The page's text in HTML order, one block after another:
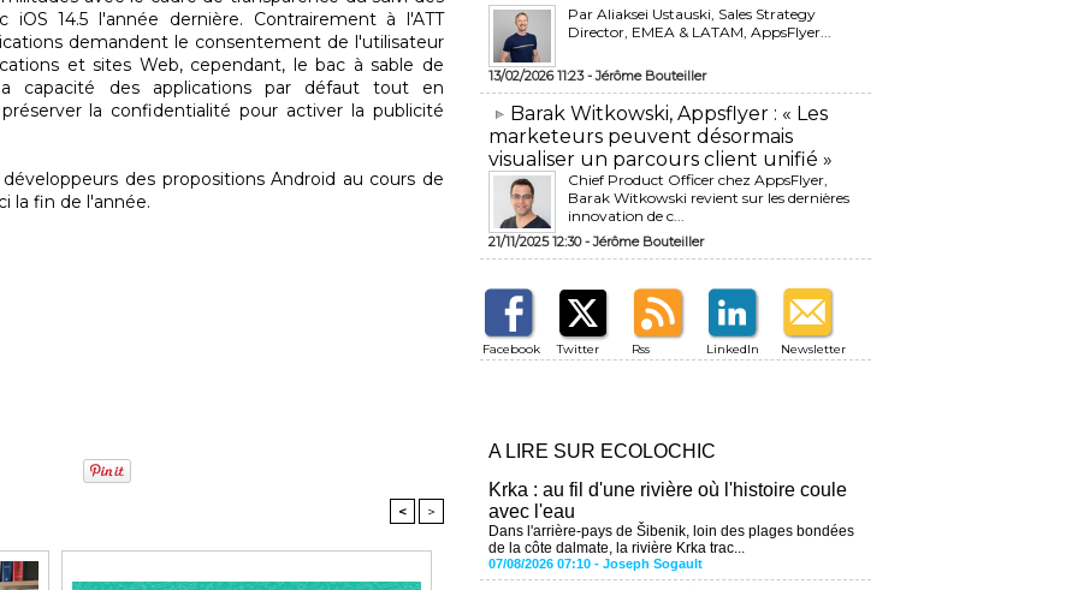
iOS 14.5 l'année dernière. Contrairement à l'ATT
demandent le consentement de l'utilisateur
et sites Web, cependant, le bac à sable de
capacité des applications par défaut tout en
la confidentialité pour activer la publicité
des propositions Android au cours de
la fin de l'année.
< >
Par Aliaksei Ustauski, Sales Strategy
Director, EMEA & LATAM, AppsFlyer...
13/02/2026 11:23 -Jérôme Bouteiller
​Barak Witkowski, Appsflyer : « Les
marketeurs peuvent désormais
visualiser un parcours client unifié »
Chief Product Officer chez AppsFlyer, ​
Barak Witkowski revient sur les dernières
innovation de c...
21/11/2025 12:30 -Jérôme Bouteiller
Facebook Twitter Rss LinkedIn Newsletter
A LIRE SUR ECOLOCHIC
Krka : au fil d'une rivière où l'histoire coule
avec l'eau
Dans l'arrière-pays de Šibenik, loin des plages bondées
de la côte dalmate, la rivière Krka trac...
07/08/2026 07:10 - Joseph Sogault